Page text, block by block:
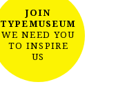
JOIN
TYPEMUSEUM
WE NEED YOU
TO INSPIRE
US